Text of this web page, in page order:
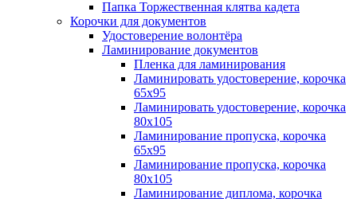
Папка Торжественная клятва кадета
Корочки для документов
Удостоверение волонтёра
Ламинирование документов
Пленка для ламинирования
Ламинировать удостоверение, корочка
65х95
Ламинировать удостоверение, корочка
80х105
Ламинирование пропуска, корочка
65х95
Ламинирование пропуска, корочка
80х105
Ламинирование диплома, корочка